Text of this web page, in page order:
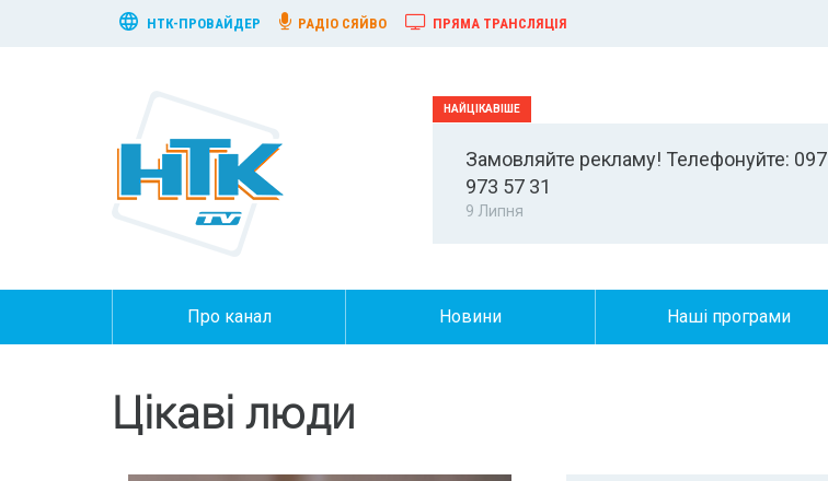
НТК-ПРОВАЙДЕР РАДІО СЯЙВО ПРЯМА ТРАНСЛЯЦІЯ
Замовляйте рекламу! Телефонуйте: 097
973 57 31
9 Липня
Про канал Новини Наші програми
Цікаві люди